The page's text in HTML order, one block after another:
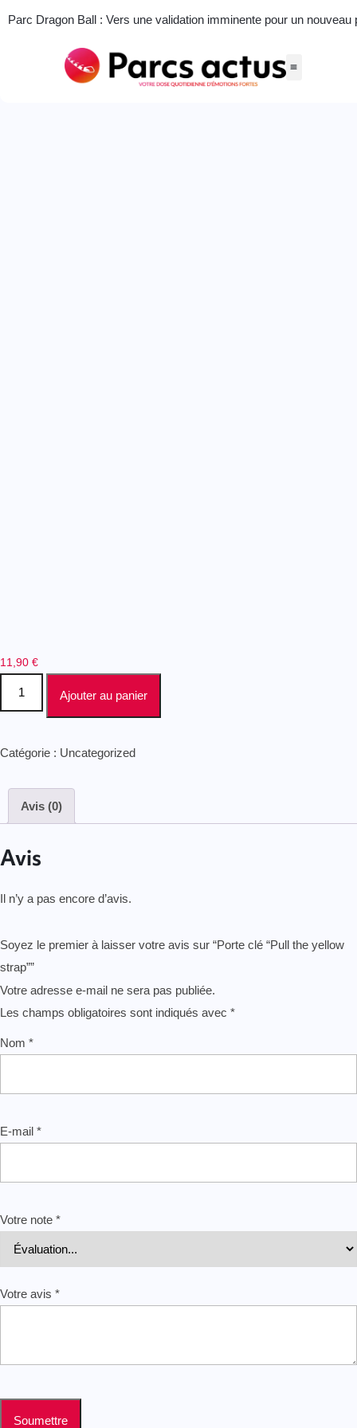
Parc Dragon Ball : Vers une validation imminente pour un
Accueil Porte clé “Pull the yellow strap”
11,90 €
Ajouter au panier
Catégorie : Uncategorized
Avis (0)
Avis
Il n’y a pas encore d’avis.
Soyez le premier à laisser votre avis sur “Porte clé “Pull the yellow
strap””
Votre adresse e-mail ne sera pas publiée.
Les champs obligatoires sont indiqués avec *
Nom *
E-mail *
Votre note *
Votre avis *